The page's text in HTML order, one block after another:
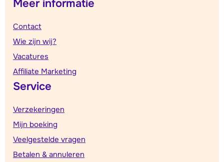
Meer informatie
Contact
Wie zijn wij?
Vacatures
Affiliate Marketing
Service
Verzekeringen
Mijn boeking
Veelgestelde vragen
Betalen & annuleren